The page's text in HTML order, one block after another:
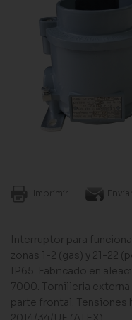
Imprimir Enviar
Interruptor para
zonas 1-2 (gas) y 21-22
IP65. Fabricado en
7000. Tornillería
parte frontal. Tensiones